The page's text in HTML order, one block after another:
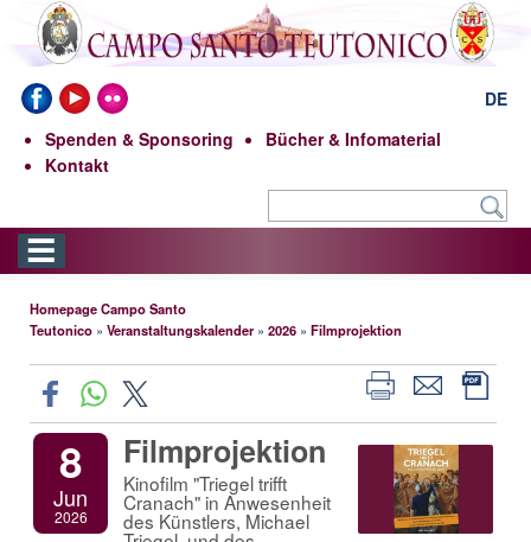
DE
Spenden & Sponsoring
Bücher & Infomaterial
Kontakt
Homepage Campo Santo
Teutonico » Veranstaltungskalender» 2026 » Filmprojektion
8
Jun
2026
Filmprojektion
Kinofilm "Triegel trifft
Cranach" in Anwesenheit
des Künstlers, Michael